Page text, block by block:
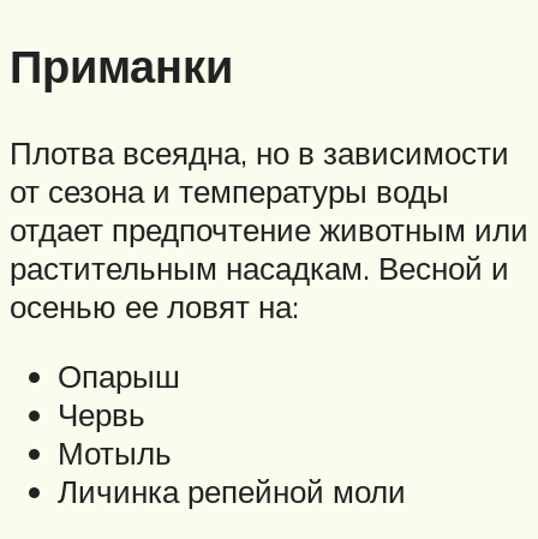
Приманки
Плотва всеядна, но в зависимости
от сезона и температуры воды
отдает предпочтение животным или
растительным насадкам. Весной и
осенью ее ловят на:
Опарыш
Червь
Мотыль
Личинка репейной моли